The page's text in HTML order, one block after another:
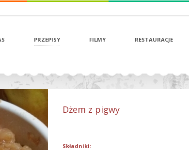
PRZEPISY FILMY RESTAURACJE
Dżem z pigwy
Składniki: